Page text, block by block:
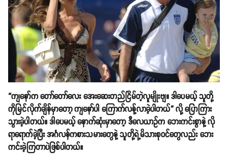
“ကျနော်က တော်တော်လေး အေးဆေးတည်ငြိမ်တဲ့လူမျိုးဗျ။ ဒါပေမယ့် သူတို့
ကိုမြင်လိုက်ချိန်မှာတော့ ကျနော်ပါ ကြောက်လန့်လာခဲ့ပါတယ်” လို့ ပြောကြား
သွားခဲ့ပါတယ်။ ဒါပေမယ့် နောက်ဆုံးမှာတော့ ဒီလေယာဥ်က ဘေးကင်းစွာနဲ့ လို
ရာရောက်ခဲ့ပြီး အင်္ဂလန်ကစားသမားတွေနဲ့ သူတို့ရဲ့မိသားစုဝင်တွေလည်း ဘေး
ကင်းခဲ့ကြတာပဲဖြစ်ပါတယ်။